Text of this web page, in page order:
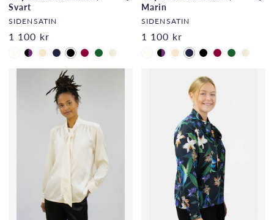
Svart
SIDENSATIN
1 100 kr
Marin
SIDENSATIN
1 100 kr